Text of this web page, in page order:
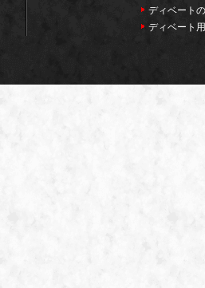
ディベート
ディベート